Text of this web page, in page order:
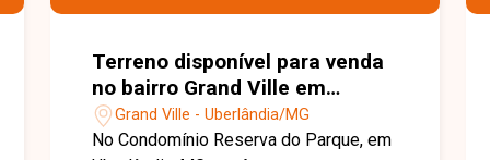
Terreno disponível para venda
no bairro Grand Ville em
Uberlândia-MG
Grand Ville - Uberlândia/MG
No Condomínio Reserva do Parque, em